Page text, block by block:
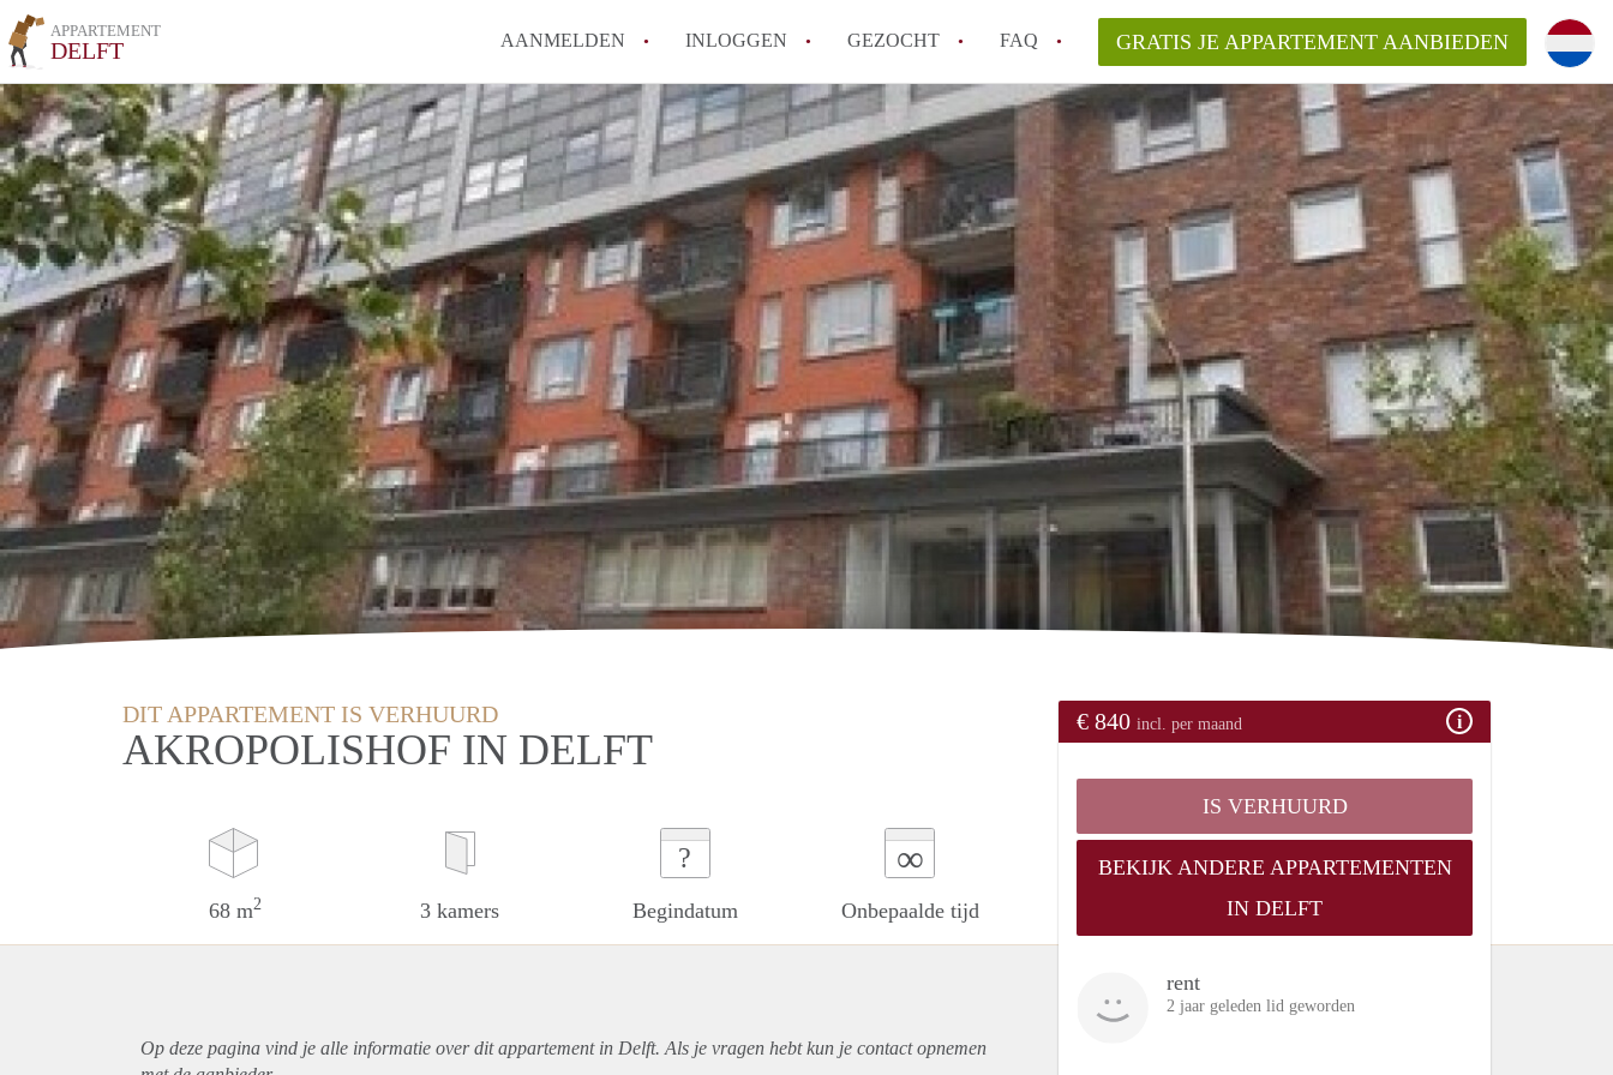
APPARTEMENT
DELFT AANMELDEN INLOGGEN GEZOCHT FAQ
How to translate AppartementDelft!
Wat is AppartementDelft?
Hoeveel kost het om te reageren op een Appartement in Delft?
Wat is de privacyverklaring van AppartementDelft?
Berekent AppartementDelft makelaarsvergoeding/bemiddelingsvergoeding?
Alle veelgestelde vragen
GRATIS JE APPARTEMENT AANBIEDEN
DIT APPARTEMENT IS VERHUURD
AKROPOLISHOF IN DELFT
68 m2 3 kamers
?
Begindatum
∞
Onbepaalde tijd
€ 840 incl. per maand
IS VERHUURD
BEKIJK ANDERE APPARTEMENTEN
IN DELFT
rent
2 jaar geleden lid geworden
Op deze pagina vind je alle informatie over ditappartementin Delft. Als je vragen hebt kun je contact opnemen